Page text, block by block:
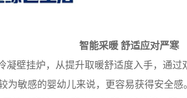
智能采暖 舒适应对严寒
凝壁挂炉，从提升取暖舒适度入手，通
为敏感的婴幼儿来说，更容易获得安全